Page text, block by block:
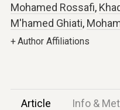
Mohamed Rossafi,
M'hamed Ghiati,
+Author Affiliations
Article Info &